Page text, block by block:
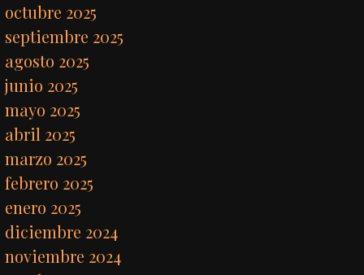
octubre 2025
septiembre 2025
agosto 2025
junio 2025
mayo 2025
abril 2025
marzo 2025
febrero 2025
enero 2025
diciembre 2024
noviembre 2024